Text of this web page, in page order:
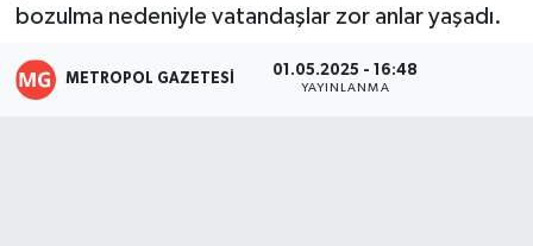
bozulma nedeniyle vatandaşlar zor anlar yaşadı.
METROPOL GAZETESI 01.05.2025 - 16:48
YAYINLANMA